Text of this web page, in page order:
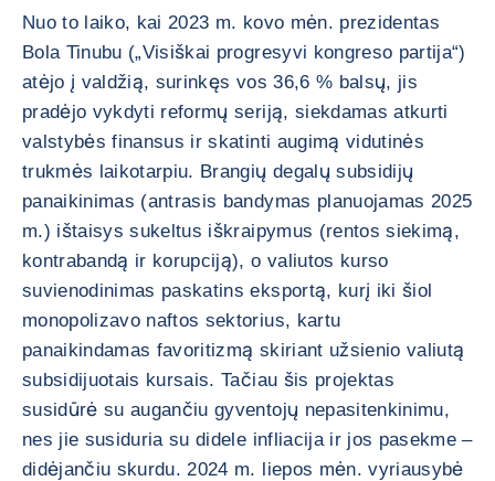
Nuo to laiko, kai 2023 m. kovo mėn. prezidentas
Bola Tinubu („Visiškai progresyvi kongreso partija“)
atėjo į valdžią, surinkęs vos 36,6 % balsų, jis
pradėjo vykdyti reformų seriją, siekdamas atkurti
valstybės finansus ir skatinti augimą vidutinės
trukmės laikotarpiu. Brangių degalų subsidijų
panaikinimas (antrasis bandymas planuojamas 2025
m.) ištaisys sukeltus iškraipymus (rentos siekimą,
kontrabandą ir korupciją), o valiutos kurso
suvienodinimas paskatins eksportą, kurį iki šiol
monopolizavo naftos sektorius, kartu
panaikindamas favoritizmą skiriant užsienio valiutą
subsidijuotais kursais. Tačiau šis projektas
susidūrė su augančiu gyventojų nepasitenkinimu,
nes jie susiduria su didele infliacija ir jos pasekme –
didėjančiu skurdu. 2024 m. liepos mėn. vyriausybė